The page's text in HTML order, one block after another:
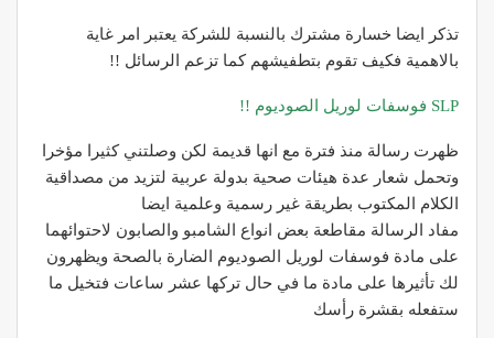
تذكر ايضا خسارة مشترك بالنسبة للشركة يعتبر امر غاية
بالاهمية فكيف تقوم بتطفيشهم كما تزعم الرسائل !!
SLP فوسفات لوريل الصوديوم !!
ظهرت رسالة منذ فترة مع انها قديمة لكن وصلتني كثيرا مؤخرا
وتحمل شعار عدة هيئات صحية بدولة عربية لتزيد من مصداقية
الكلام المكتوب بطريقة غير رسمية وعلمية ايضا
مفاد الرسالة مقاطعة بعض انواع الشامبو والصابون لاحتوائهما
على مادة فوسفات لوريل الصوديوم الضارة بالصحة ويظهرون
لك تأثيرها على مادة ما في حال تركها عشر ساعات فتخيل ما
ستفعله بقشرة رأسك